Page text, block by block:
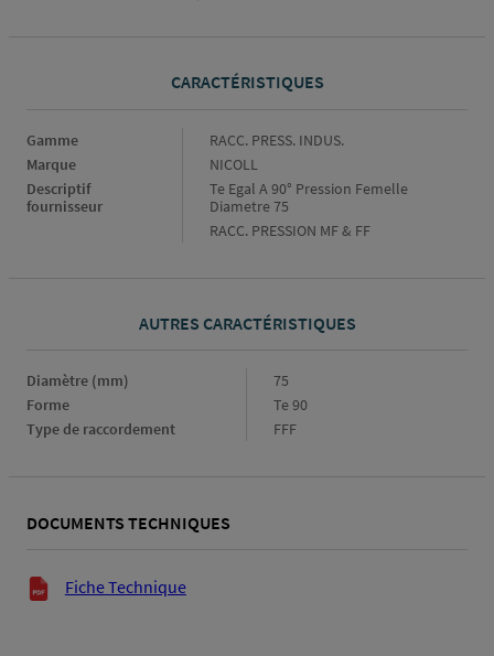
CARACTÉRISTIQUES
Caractéristiques
Gamme
RACC. PRESS. INDUS.
Marque
NICOLL
Descriptif
fournisseur
Te Egal A 90° Pression Femelle
Diametre 75
RACC. PRESSION MF & FF
AUTRES CARACTÉRISTIQUES
Diamètre (mm)
Diamètre
(mm)
75
Forme
Forme
Te 90
Type de raccordement
Type
FFF
DOCUMENTS TECHNIQUES
Documents techniques
Fiche Technique